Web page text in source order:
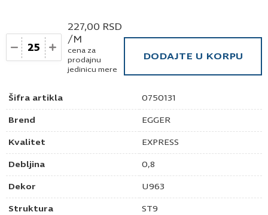
Šifra artikla 0750131
Brend EGGER
Kvalitet EXPRESS
Debljina 0,8
Dekor U963
Struktura ST9
Količina
227,00 RSD
/M
cena za
prodajnu
jedinicu mere
DODAJTE U KORPU